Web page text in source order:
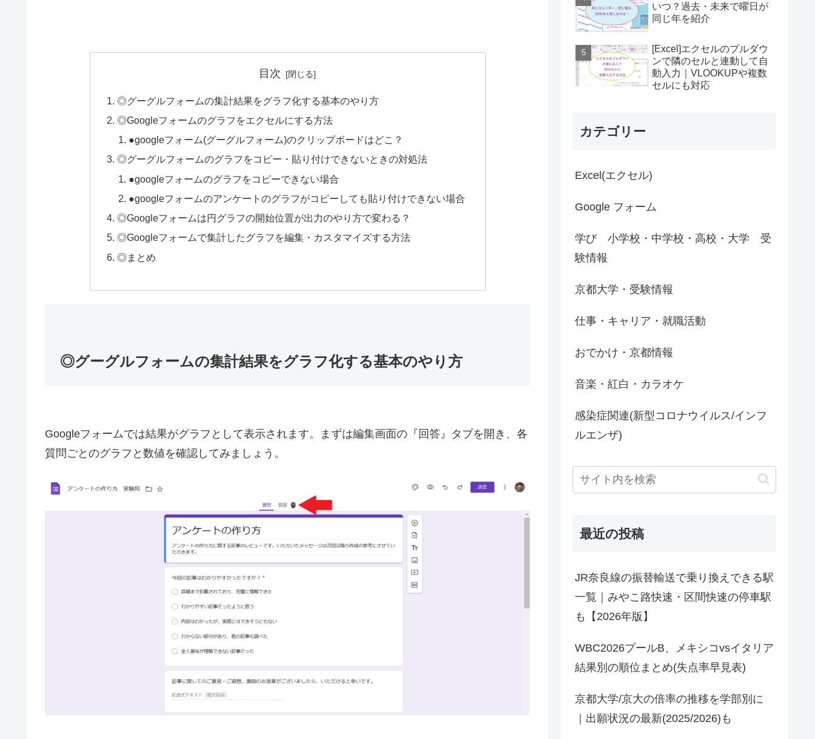
目次
◎グーグルフォームの集計結果をグラフ化する基本のやり方
◎Googleフォームのグラフをエクセルにする方法
●googleフォーム(グーグルフォーム)のクリップボードはどこ？
◎グーグルフォームのグラフをコピー・貼り付けできないときの対処法
●googleフォームのグラフをコピーできない場合
●googleフォームのアンケートのグラフがコピーしても貼り付けできない場合
◎Googleフォームは円グラフの開始位置が出力のやり方で変わる？
◎Googleフォームで集計したグラフを編集・カスタマイズする方法
◎まとめ
◎グーグルフォームの集計結果をグラフ化する基本のやり方
Googleフォームでは結果がグラフとして表示されます。まずは編集画面の『回答』タブを開き、各
質問ごとのグラフと数値を確認してみましょう。
いつ？過去・未来で曜日が
同じ年を紹介
[Excel]エクセルのプルダウ
ンで隣のセルと連動して自
動入力｜VLOOKUPや複数
セルにも対応
カテゴリー
Excel(エクセル)
Google フォーム
学び 小学校・中学校・高校・大学 受
験情報
京都大学・受験情報
仕事・キャリア・就職活動
おでかけ・京都情報
音楽・紅白・カラオケ
感染症関連(新型コロナウイルス/インフ
ルエンザ)
最近の投稿
JR奈良線の振替輸送で乗り換えできる駅
一覧｜みやこ路快速・区間快速の停車駅
も【2026年版】
WBC2026プールB、メキシコvsイタリア
結果別の順位まとめ(失点率早見表)
京都大学/京大の倍率の推移を学部別に
｜出願状況の最新(2025/2026)も